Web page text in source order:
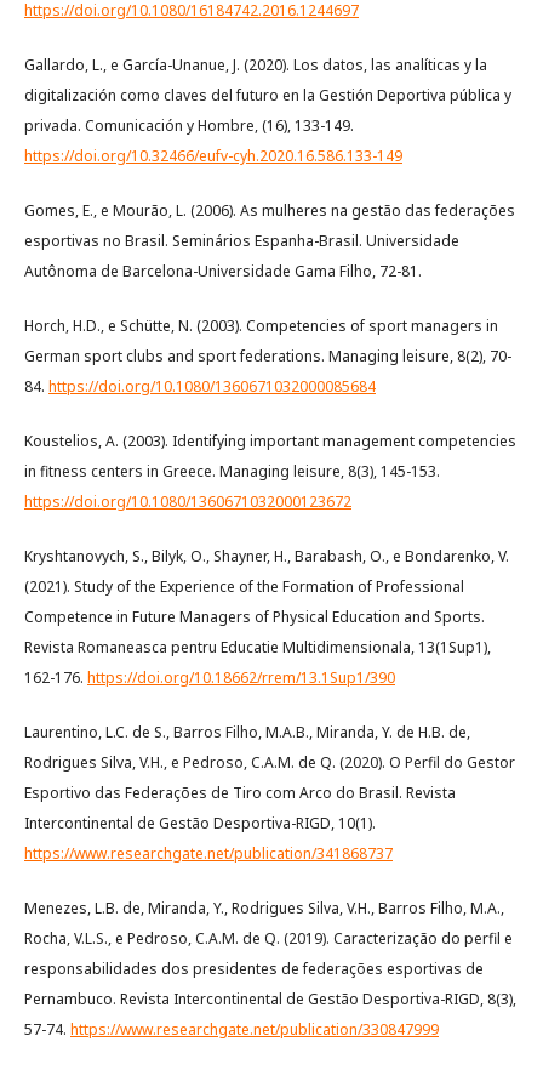
https://doi.org/10.1080/16184742.2016.1244697
Gallardo, L., e García-Unanue, J. (2020). Los datos, las analíticas y la
digitalización como claves del futuro en la Gestión Deportiva pública y
privada. Comunicación y Hombre, (16), 133-149.
https://doi.org/10.32466/eufv-cyh.2020.16.586.133-149
Gomes, E., e Mourão, L. (2006). As mulheres na gestão das federações
esportivas no Brasil. Seminários Espanha-Brasil. Universidade
Autônoma de Barcelona-Universidade Gama Filho, 72-81.
Horch, H.D., e Schütte, N. (2003). Competencies of sport managers in
German sport clubs and sport federations. Managing leisure, 8(2), 70-
84. https://doi.org/10.1080/1360671032000085684
Koustelios, A. (2003). Identifying important management competencies
in fitness centers in Greece. Managing leisure, 8(3), 145-153.
https://doi.org/10.1080/1360671032000123672
Kryshtanovych, S., Bilyk, O., Shayner, H., Barabash, O., e Bondarenko, V.
(2021). Study of the Experience of the Formation of Professional
Competence in Future Managers of Physical Education and Sports.
Revista Romaneasca pentru Educatie Multidimensionala, 13(1Sup1),
162-176. https://doi.org/10.18662/rrem/13.1Sup1/390
Laurentino, L.C. de S., Barros Filho, M.A.B., Miranda, Y. de H.B. de,
Rodrigues Silva, V.H., e Pedroso, C.A.M. de Q. (2020). O Perfil do Gestor
Esportivo das Federações de Tiro com Arco do Brasil. Revista
Intercontinental de Gestão Desportiva-RIGD, 10(1).
https://www.researchgate.net/publication/341868737
Menezes, L.B. de, Miranda, Y., Rodrigues Silva, V.H., Barros Filho, M.A.,
Rocha, V.L.S., e Pedroso, C.A.M. de Q. (2019). Caracterização do perfil e
responsabilidades dos presidentes de federações esportivas de
Pernambuco. Revista Intercontinental de Gestão Desportiva-RIGD, 8(3),
57-74. https://www.researchgate.net/publication/330847999